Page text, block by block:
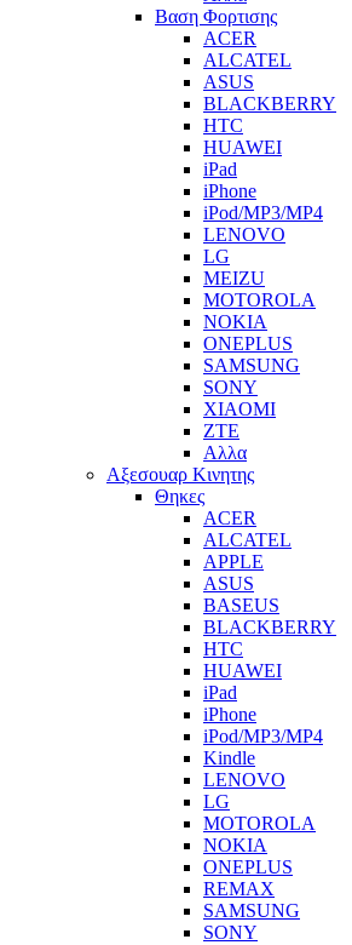
Βαση Φορτισης
ACER
ALCATEL
ASUS
BLACKBERRY
HTC
HUAWEI
iPad
iPhone
iPod/MP3/MP4
LENOVO
LG
MEIZU
MOTOROLA
NOKIA
ONEPLUS
SAMSUNG
SONY
XIAOMI
ZTE
Αλλα
Αξεσουαρ Κινητης
Θηκες
ACER
ALCATEL
APPLE
ASUS
BASEUS
BLACKBERRY
HTC
HUAWEI
iPad
iPhone
iPod/MP3/MP4
Kindle
LENOVO
LG
MOTOROLA
NOKIA
ONEPLUS
REMAX
SAMSUNG
SONY